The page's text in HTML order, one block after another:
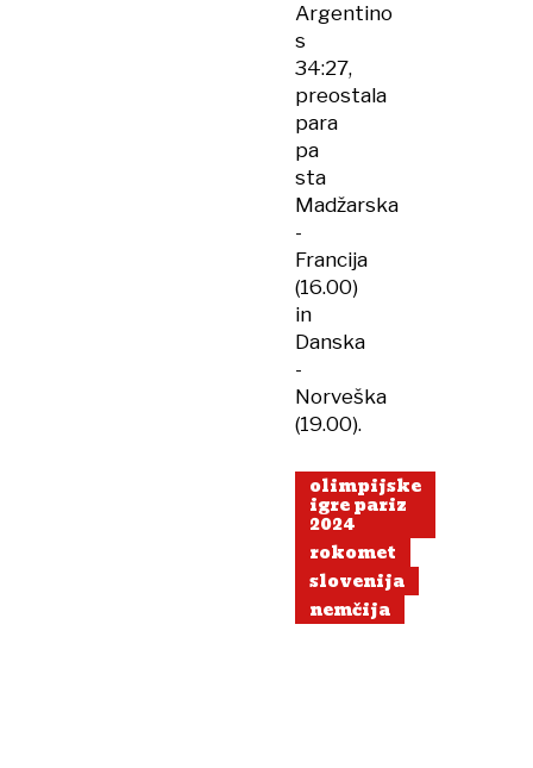
Argentino
s
34:27,
preostala
para
pa
sta
Madžarska
-
Francija
(16.00)
in
Danska
-
Norveška
(19.00).
olimpijske
igre pariz
2024
rokomet
slovenija
nemčija